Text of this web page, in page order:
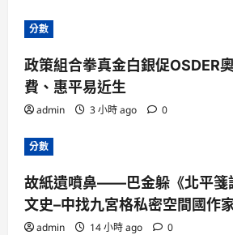
分數
政策組合拳真金白銀促OSDER
費、惠平易近生
admin 3 小時 ago 0
分數
故紙遺噴鼻——巴金躲《北平箋
文史–中找九宮格私密空間國作
admin 14 小時 ago 0